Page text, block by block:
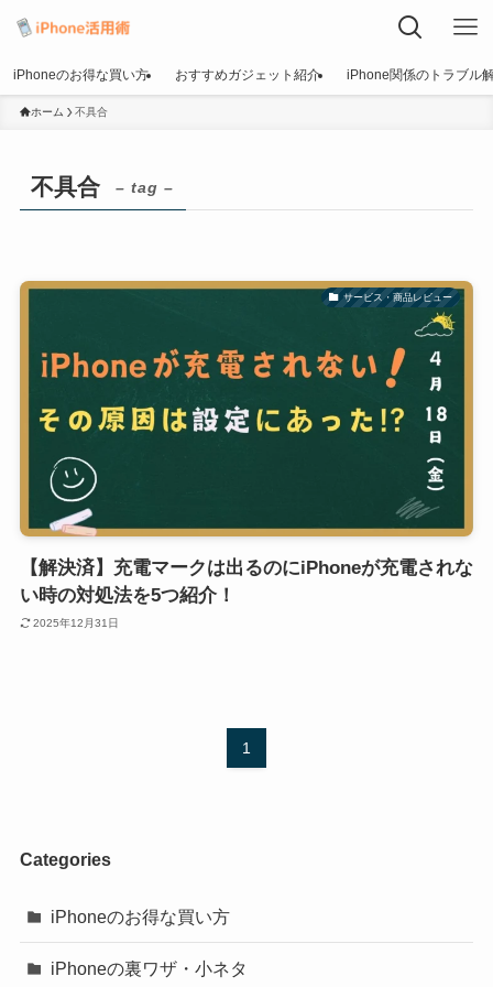
iPhoneのお得な買い方 おすすめガジェット紹介 iPhone関係のトラブル
ホーム 不具合
不具合 – tag –
サービス・商品レビュー
【解決済】充電マークは出るのにiPhoneが充電されな
い時の対処法を5つ紹介！
2025年12月31日
1
Categories
iPhoneのお得な買い方
iPhoneの裏ワザ・小ネタ